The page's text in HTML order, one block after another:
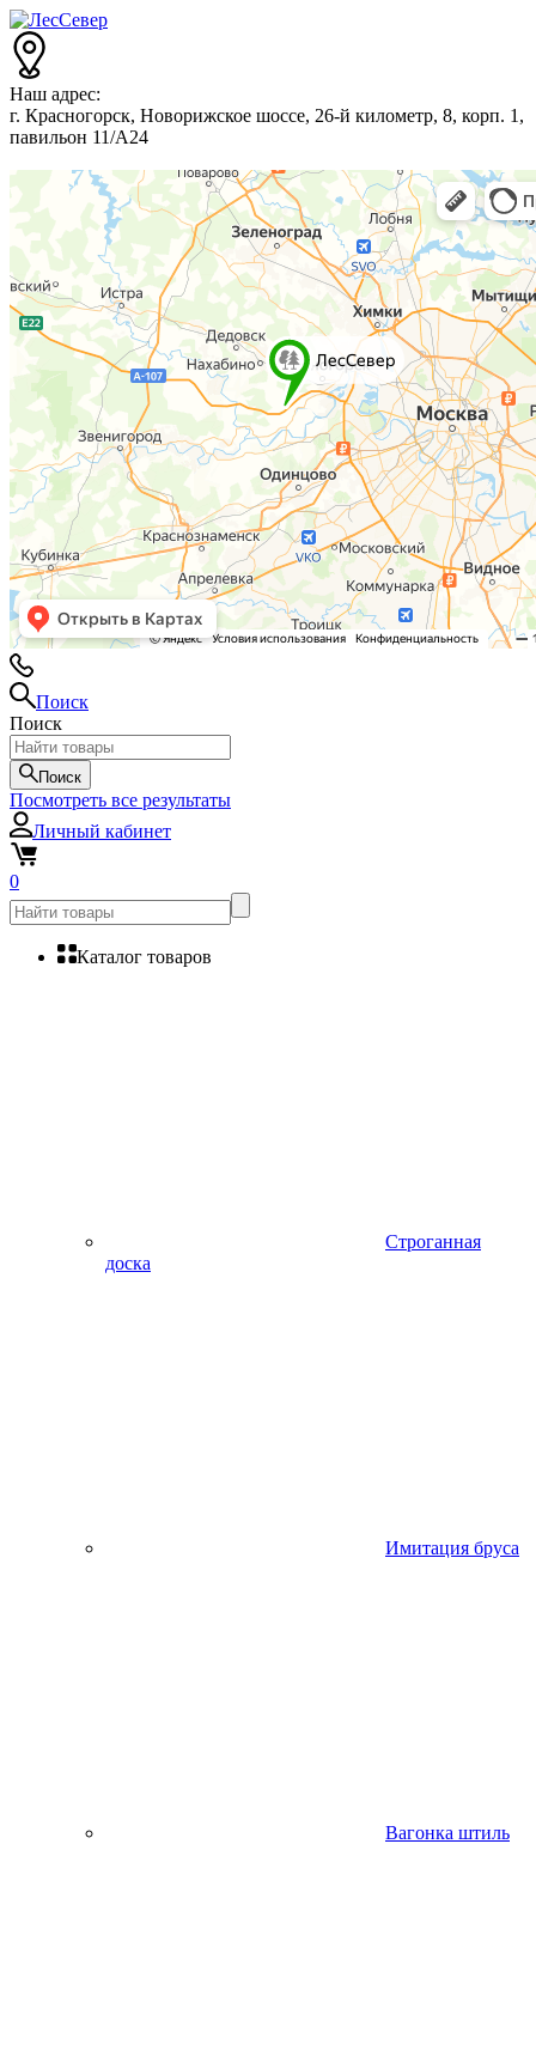
Наш адрес:
г. Красногорск, Новорижское шоссе, 26-й километр, 8, корп. 1,
павильон 11/А24
Поиск
Поиск
Поиск
Посмотреть все результаты
Личный кабинет
0
Каталог товаров
Строганная
доска
Имитация бруса
Вагонка штиль